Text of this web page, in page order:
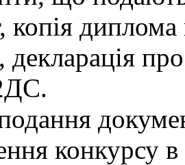
копія диплома
конкурсу в